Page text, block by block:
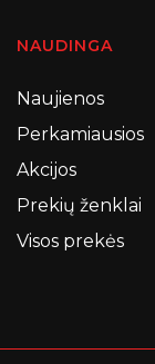
NAUDINGA
Naujienos
Perkamiausios
Akcijos
Prekių ženklai
Visos prekės